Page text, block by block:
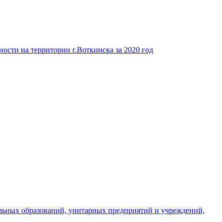
на территории г.Воткинска за 2020 год
образований, унитарных предприятий и учреждений,